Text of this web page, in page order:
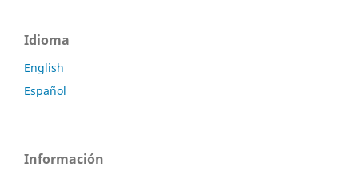
Idioma
English
Español
Información